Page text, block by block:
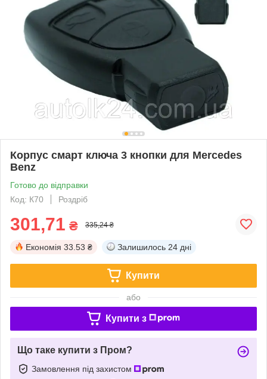
Корпус смарт ключа 3 кнопки для Mercedes
Benz
Готово до відправки
Код: К70
Роздріб
301,71 ₴ 335,24 ₴
Економія 33.53 ₴ Залишилось 24 дні
Купити
або
Купити з
Що таке купити з Пром?
Замовлення під захистом